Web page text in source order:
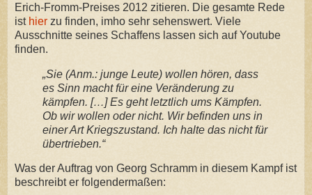
Erich-Fromm-Preises 2012 zitieren. Die gesamte Rede
ist hier zu finden, imho sehr sehenswert. Viele
Ausschnitte seines Schaffens lassen sich auf Youtube
finden.
„Sie (Anm.: junge Leute) wollen hören, dass
es Sinn macht für eine Veränderung zu
kämpfen. […] Es geht letztlich ums Kämpfen.
Ob wir wollen oder nicht. Wir befinden uns in
einer Art Kriegszustand. Ich halte das nicht für
übertrieben.“
Was der Auftrag von Georg Schramm in diesem Kampf ist
beschreibt er folgendermaßen: